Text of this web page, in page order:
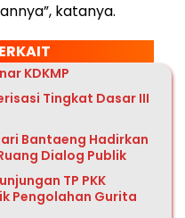
katanya.
KDKMP
Tingkat Dasar III
Bantaeng Hadirkan
Dialog Publik
TP PKK
Pengolahan Gurita